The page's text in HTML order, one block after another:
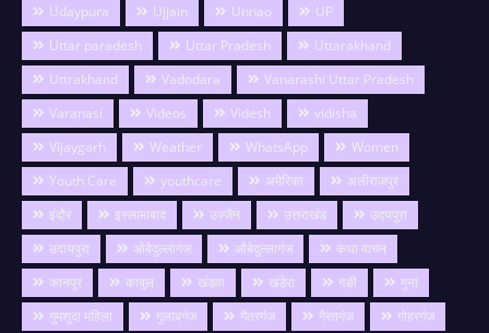
Udaypura
Ujjain Unnao
UP
Uttar paradesh
Uttar Pradesh
Uttarakhand
Uttrakhand
Vadodara
Vanarashi Uttar Pradesh
Varanasi
Videos Videsh
vidisha
Vijaygarh
Weather WhatsApp
Women
Youth Care
youthcare अमेरिका
अलीराजपुर
इंदौर
इस्लामाबाद उज्जैन उत्तराखंड
उदयपुरा
उदायपुरा
ओबेदुल्लागंज औबेदुल्लागंज
कथा वाचन
कानपुर
काबुल खंडवा खंडेरा गङी
गुना
गुमशुदा महिला
गुलाबगंज गैतरगंज गैरतगंज गोहरगंज